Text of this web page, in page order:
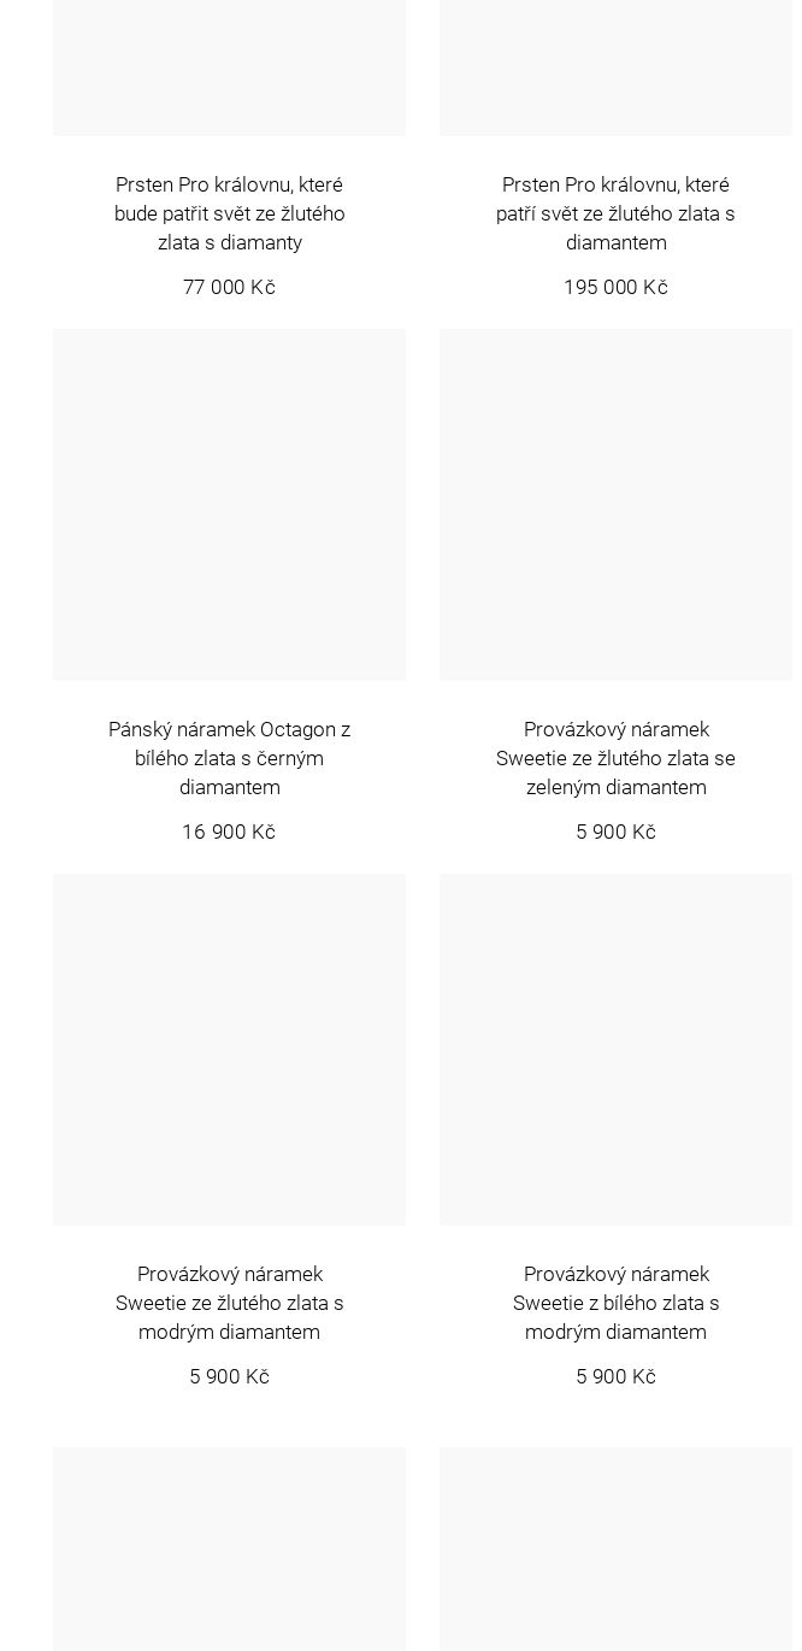
Prsten Pro královnu, které
bude patřit svět ze žlutého
zlata s diamanty
77 000 Kč
Prsten Pro královnu, které
patří svět ze žlutého zlata s
diamantem
195 000 Kč
Pánský náramek Octagon z
bílého zlata s černým
diamantem
16 900 Kč
Provázkový náramek
Sweetie ze žlutého zlata se
zeleným diamantem
5 900 Kč
Provázkový náramek
Sweetie ze žlutého zlata s
modrým diamantem
5 900 Kč
Provázkový náramek
Sweetie z bílého zlata s
modrým diamantem
5 900 Kč